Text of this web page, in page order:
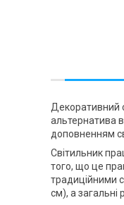
Декоративний
альтернатива
доповненням
Світильник
того, що це
традиційними
см), а загальні